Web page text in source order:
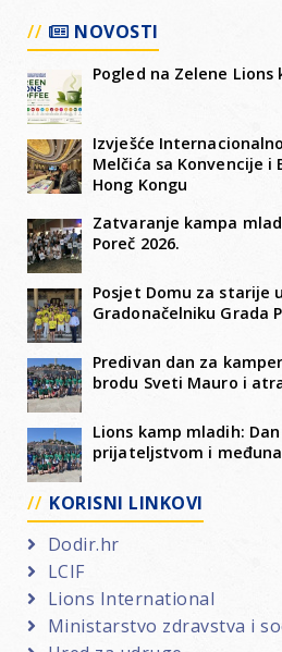
NOVOSTI
Pogled na Zelene
Izvješće
Melčića sa Konvencije i
Hong Kongu
Zatvaranje kampa
Poreč 2026.
Posjet Domu za starije
Gradonačelniku Grada
Predivan dan za
brodu Sveti Mauro i
Lions kamp mladih:
prijateljstvom i
KORISNI LINKOVI
Dodir.hr
LCIF
Lions International
Ministarstvo zdravstva i